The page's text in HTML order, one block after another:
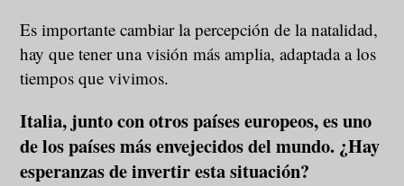
Es importante cambiar la percepción de la natalidad,
hay que tener una visión más amplia, adaptada a los
tiempos que vivimos.
Italia, junto con otros países europeos, es uno
de los países más envejecidos del mundo. ¿Hay
esperanzas de invertir esta situación?